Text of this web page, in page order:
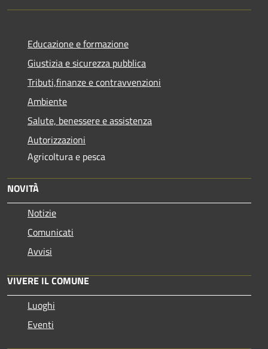
Educazione e formazione
Giustizia e sicurezza pubblica
Tributi,finanze e contravvenzioni
Ambiente
Salute, benessere e assistenza
Autorizzazioni
Agricoltura e pesca
NOVITÀ
Notizie
Comunicati
Avvisi
VIVERE IL COMUNE
Luoghi
Eventi